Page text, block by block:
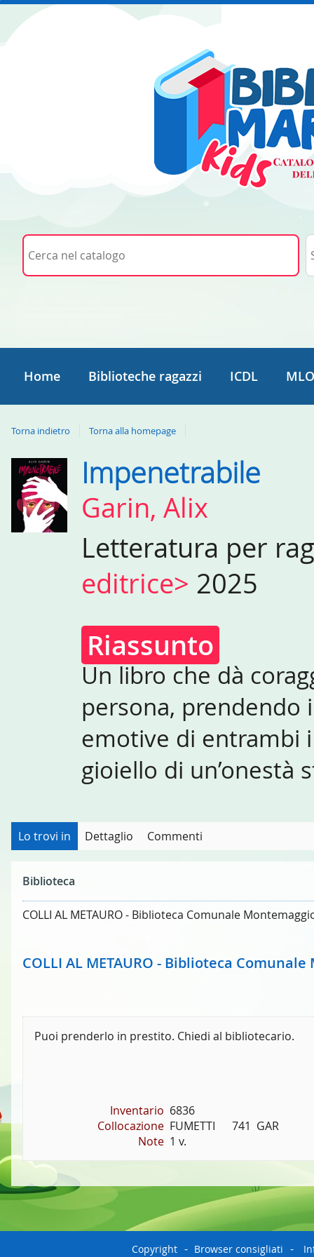
Cerca su "Cerca nel catalogo"
Home Biblioteche ragazzi ICDL
Torna indietro Torna alla homepage
Dettaglio
del
documento
Impenetrabile
Garin, Alix
Letteratura per
editrice> 2025
Riassunto
Un libro che dà
persona, prendendo
emotive di entrambi
gioiello di un’onestà
Lo trovi in Dettaglio Commenti
Biblioteca
COLLI AL METAURO - Biblioteca Comunale
COLLI AL METAURO - Biblioteca
Puoi prenderlo in prestito. Chiedi al bibliotecario.
Inventario 6836
Collocazione FUMETTI      741  GAR
Note 1 v.
Copyright Browser consigliati